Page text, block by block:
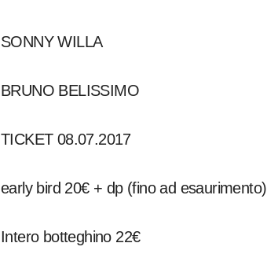
SONNY WILLA
BRUNO BELISSIMO
TICKET 08.07.2017
early bird 20€ + dp (fino ad esaurimento)
Intero botteghino 22€